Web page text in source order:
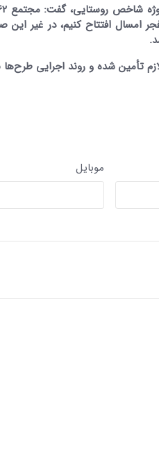
تأمین شده و روند اجرایی
موبایل
تصاویر / بزرگداشت سالگرد ارتحال